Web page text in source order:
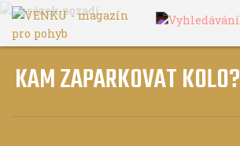
KAM ZAPARKOVAT KOLO?